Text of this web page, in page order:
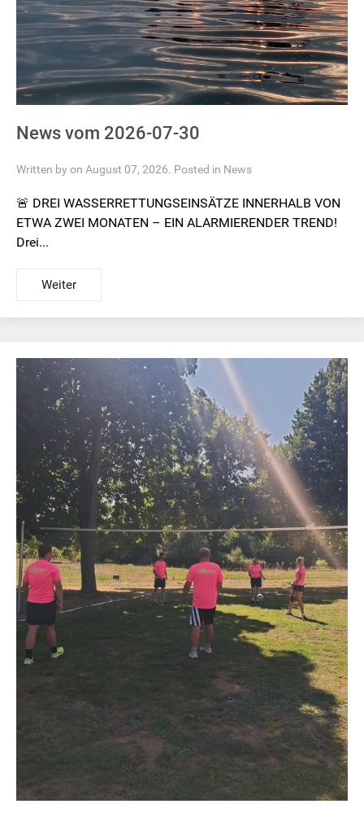
News vom 2026-07-30
Written by on August 07, 2026. Posted in News
🚨 DREI WASSERRETTUNGSEINSÄTZE INNERHALB VON
ETWA ZWEI MONATEN – EIN ALARMIERENDER TREND!
Drei...
Weiter